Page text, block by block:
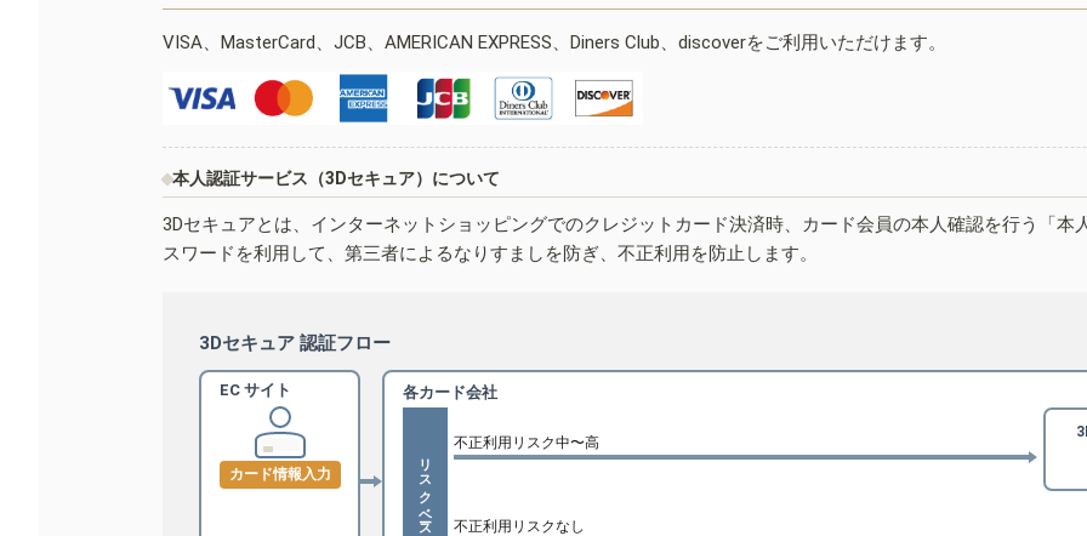
VISA、MasterCard、JCB、AMERICAN EXPRESS、Diners Club、discoverをご利用いただけます。
本人認証サービス（3Dセキュア）について
3Dセキュアとは、インターネットショッピングでのクレジットカード決済時、カード会員の本人確認を行う「
スワードを利用して、第三者によるなりすましを防ぎ、不正利用を防止します。
3Dセキュア 認証フロー
EC サイト
カード情報入力
各カード会社
リスクベース認証
不正利用リスク中〜高
不正利用リスクなし